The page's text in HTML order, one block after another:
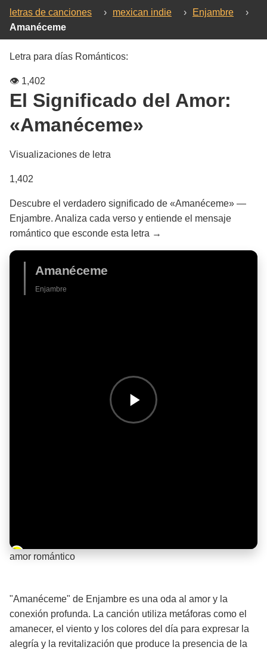
letras de canciones › mexican indie › Enjambre
›
Amanéceme
Letra para días Románticos:
👁️ 1,402
El Significado del Amor:
«Amanéceme»
Visualizaciones de letra
1,402
Descubre el verdadero significado de «Amanéceme» —
Enjambre. Analiza cada verso y entiende el mensaje
romántico que esconde esta letra →
Amanéceme
Enjambre
Barra de progreso de la reproducción
amor romántico
"Amanéceme" de Enjambre es una oda al amor y la
conexión profunda. La canción utiliza metáforas como el
amanecer, el viento y los colores del día para expresar la
alegría y la revitalización que produce la presencia de la